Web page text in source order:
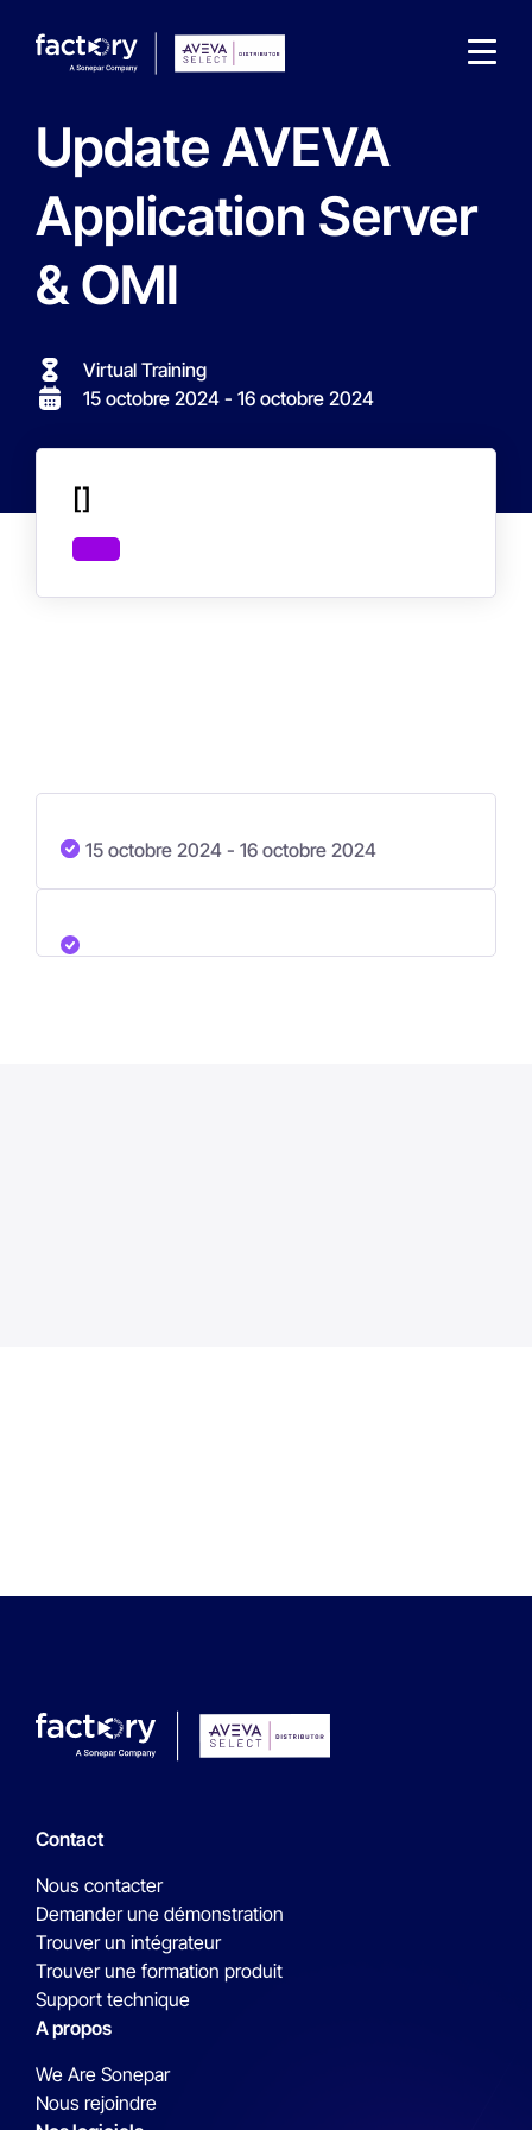
Qu'est-ce que vous cherchez ?
Update AVEVA
Application Server
& OMI
Virtual Training
15 octobre 2024 - 16 octobre 2024
[]
15 octobre 2024 - 16 octobre 2024
Contact
Nous contacter
Demander une démonstration
Trouver un intégrateur
Trouver une formation produit
Support technique
A propos
We Are Sonepar
Nous rejoindre